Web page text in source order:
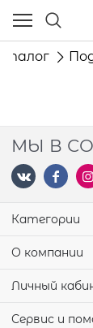
МЫ В
Категории
О компании
Личный
Сервис и
Ваш город -
угадали?
ДА